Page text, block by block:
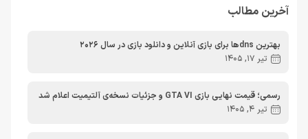
مطالب آموزشی ایکس باکس
آخرین مطالب
بهترین dnsها برای بازی آنلاین و دانلود بازی در سال 2026
تیر 17, 1405
رسمی؛ قیمت نهایی بازی GTA VI و جزئیات نسخه‌ی آلتیمیت اعلام شد
تیر 4, 1405